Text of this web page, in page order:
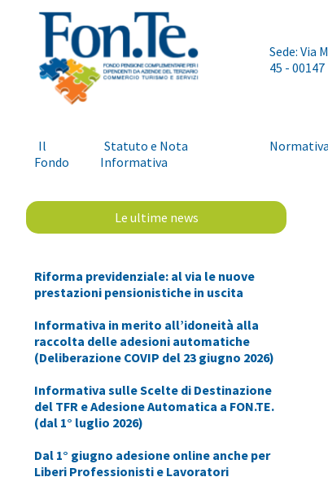
Sede: Via
45 -
Il
Fondo
Statuto e Nota
Informativa
Normativa
Le ultime news
Riforma previdenziale: al via le nuove
prestazioni pensionistiche in uscita
Informativa in merito all’idoneità alla
raccolta delle adesioni automatiche
(Deliberazione COVIP del 23 giugno 2026)
Informativa sulle Scelte di Destinazione
del TFR e Adesione Automatica a FON.TE.
(dal 1° luglio 2026)
Dal 1° giugno adesione online anche per
Liberi Professionisti e Lavoratori